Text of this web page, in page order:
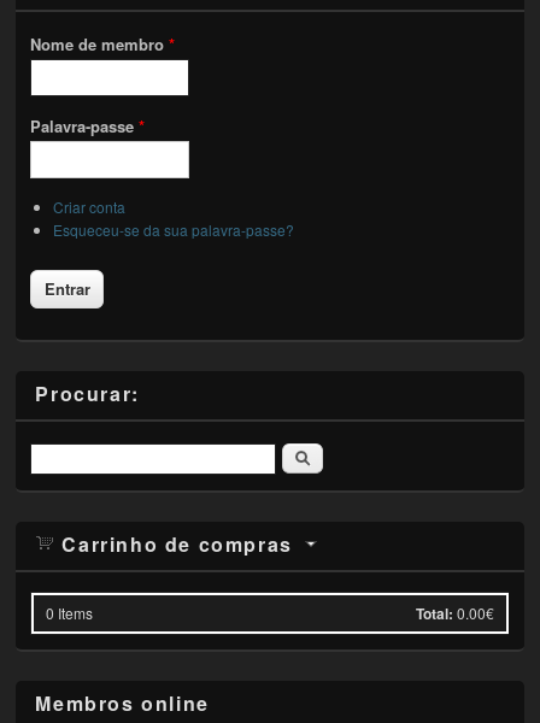
Nome de membro*
Palavra-passe*
Criar conta
Esqueceu-se da sua palavra-passe?
Procurar:
Pesquisar
Carrinho de compras
0 Items Total: 0.00€
Membros online